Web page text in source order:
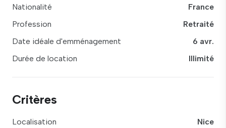
Nationalité
France
Profession
Retraité
Date idéale d'emménagement
6 avr.
Durée de location
Illimité
Critères
Localisation
Nice